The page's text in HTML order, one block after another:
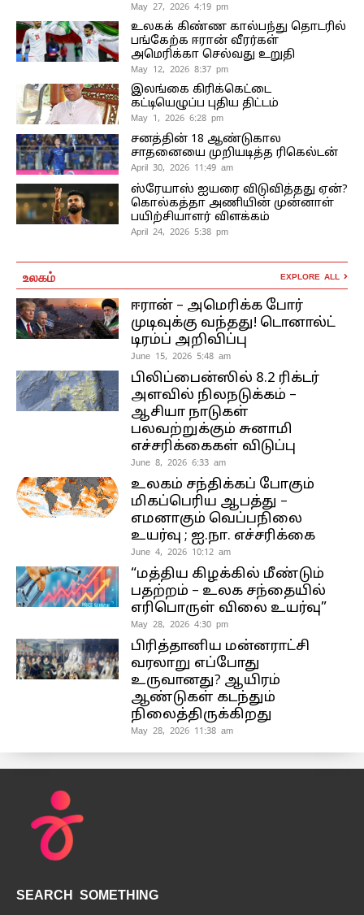
May 27, 2026 4:19 pm
உலகக் கிண்ண கால்பந்து தொடரில்
பங்கேற்க ஈரான் வீரர்கள்
அமெரிக்கா செல்வது உறுதி
May 12, 2026 8:37 pm
இலங்கை கிரிக்கெட்டை
கட்டியெழுப்ப புதிய திட்டம்
May 1, 2026 6:28 pm
சனத்தின் 18 ஆண்டுகால
சாதனையை முறியடித்த ரிகெல்டன்
April 30, 2026 11:49 am
ஸ்ரேயாஸ் ஐயரை விடுவித்தது ஏன்?
கொல்கத்தா அணியின் முன்னாள்
பயிற்சியாளர் விளக்கம்
April 24, 2026 5:38 pm
உலகம் EXPLORE ALL
ஈரான் – அமெரிக்க போர்
முடிவுக்கு வந்தது! டொனால்ட்
டிரம்ப் அறிவிப்பு
June 15, 2026 5:48 am
பிலிப்பைன்ஸில் 8.2 ரிக்டர்
அளவில் நிலநடுக்கம் –
ஆசியா நாடுகள்
பலவற்றுக்கும் சுனாமி
எச்சரிக்கைகள் விடுப்பு
June 8, 2026 6:33 am
உலகம் சந்திக்கப் போகும்
மிகப்பெரிய ஆபத்து –
எமனாகும் வெப்பநிலை
உயர்வு ; ஐ.நா. எச்சரிக்கை
June 4, 2026 10:12 am
“மத்திய கிழக்கில் மீண்டும்
பதற்றம் – உலக சந்தையில்
எரிபொருள் விலை உயர்வு”
May 28, 2026 4:30 pm
பிரித்தானிய மன்னராட்சி
வரலாறு எப்போது
உருவானது? ஆயிரம்
ஆண்டுகள் கடந்தும்
நிலைத்திருக்கிறது
May 28, 2026 11:38 am
SEARCH SOMETHING